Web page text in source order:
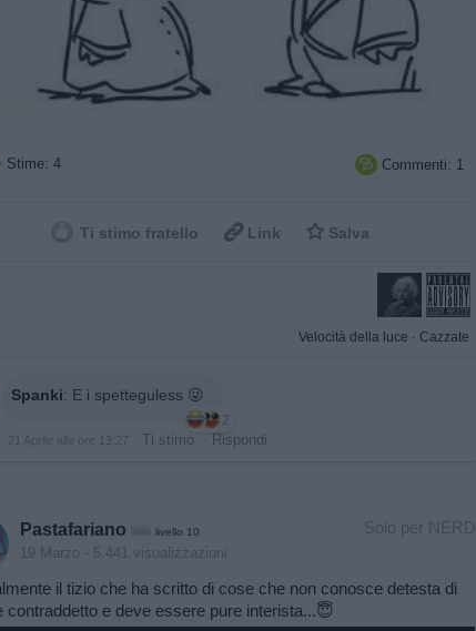
Stime: 4  Commenti: 1
Ti stimo fratello  Link  Salva
Velocità della luce · Cazzate
Spanki: E i spetteguless 😜
2
21 Aprile alle ore 13:27 Ti stimo Rispondi
Solo per NERD
Pastafariano livello 10
19 Marzo - 5.441 visualizzazioni
il tizio che ha scritto di cose che non conosce detesta di
contraddetto e deve essere pure interista...😇